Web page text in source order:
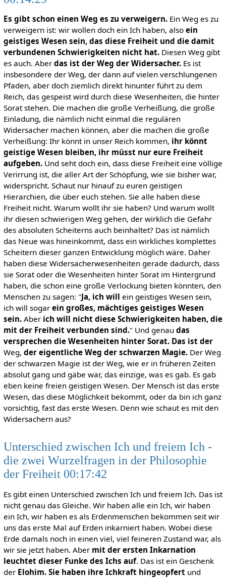
Es gibt schon einen Weg es zu verweigern.Ein Weg es zu
verweigern ist: wir wollen doch ein Ich haben, also ein
geistiges Wesen sein, das diese Freiheit und die damit
verbundenen Schwierigkeiten nicht hat.Diesen Weg gibt
es auch. Aber das ist der Weg der Widersacher.Es ist
insbesondere der Weg, der dann auf vielen verschlungenen
Pfaden, aber doch ziemlich direkt hinunter führt zu dem
Reich, das gespeist wird durch diese Wesenheiten, die hinter
Sorat stehen. Die machen die große Verheißung, die große
Einladung, die nämlich nicht einmal die regulären
Widersacher machen können, aber die machen die große
Verheißung: Ihr könnt in unser Reich kommen, ihr könnt
geistige Wesen bleiben, ihr müsst nur eure Freiheit
aufgeben.Und seht doch ein, dass diese Freiheit eine völlige
Verirrung ist, die aller Art der Schöpfung, wie sie bisher war,
widerspricht. Schaut nur hinauf zu euren geistigen
Hierarchien, die über euch stehen. Sie alle haben diese
Freiheit nicht. Warum wollt ihr sie haben? Und warum wollt
ihr diesen schwierigen Weg gehen, der wirklich die Gefahr
des absoluten Scheiterns auch beinhaltet? Das ist nämlich
das Neue was hineinkommt, dass ein wirkliches komplettes
Scheitern dieser ganzen Entwicklung möglich wäre. Daher
haben diese Widersacherwesenheiten gerade dadurch, dass
sie Sorat oder die Wesenheiten hinter Sorat im Hintergrund
haben, die schon eine große Verlockung bieten könnten, den
Menschen zu sagen: "Ja, ich will ein geistiges Wesen sein,
ich will sogar ein großes, mächtiges geistiges Wesen
sein.Aber ich will nicht diese Schwierigkeiten haben, die
mit der Freiheit verbunden sind." Und genau das
versprechen die Wesenheiten hinter Sorat. Das ist der
Weg, der eigentliche Weg der schwarzen Magie.Der Weg
der schwarzen Magie ist der Weg, wie er in früheren Zeiten
absolut gang und gäbe war, das einzige, was es gab. Es gab
eben keine freien geistigen Wesen. Der Mensch ist das erste
Wesen, das diese Möglichkeit bekommt, oder da bin ich ganz
vorsichtig, fast das erste Wesen. Denn wie schaut es mit den
Widersachern aus?
Unterschied zwischen Ich und freiem Ich -
die zwei Wurzelfragen in der Philosophie
der Freiheit 00:17:42
Es gibt einen Unterschied zwischen Ich und freiem Ich. Das ist
nicht genau das Gleiche. Wir haben alle ein Ich, wir haben
ein Ich, wir haben es als Erdenmenschen bekommen seit wir
uns das erste Mal auf Erden inkarniert haben. Wobei diese
Erde damals noch in einen viel, viel feineren Zustand war, als
wir sie jetzt haben. Aber mit der ersten Inkarnation
leuchtet dieser Funke des Ichs auf. Das ist ein Geschenk
der Elohim. Sie haben ihre Ichkraft hingeopfertund